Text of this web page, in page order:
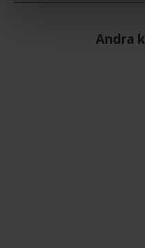
Andra